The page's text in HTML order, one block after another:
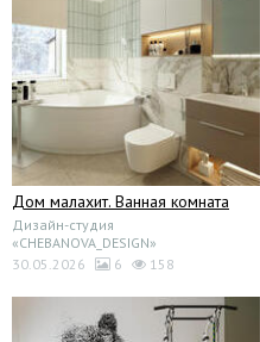
Дом малахит. Ванная комната
Дизайн-студия
«CHEBANOVA_DESIGN»
30.05.2026
6 158